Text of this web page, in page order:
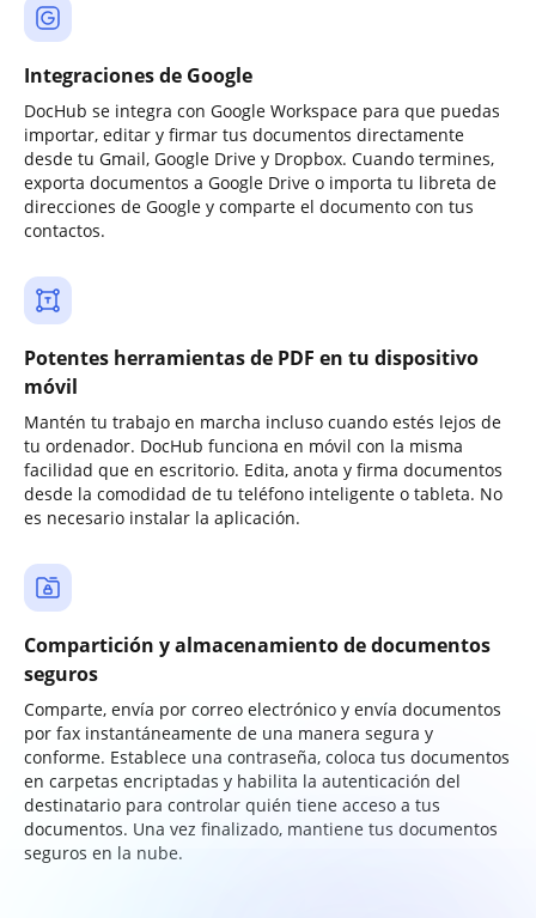
Integraciones de Google
DocHub se integra con Google Workspace para que puedas
importar, editar y firmar tus documentos directamente
desde tu Gmail, Google Drive y Dropbox. Cuando termines,
exporta documentos a Google Drive o importa tu libreta de
direcciones de Google y comparte el documento con tus
contactos.
Potentes herramientas de PDF en tu dispositivo
móvil
Mantén tu trabajo en marcha incluso cuando estés lejos de
tu ordenador. DocHub funciona en móvil con la misma
facilidad que en escritorio. Edita, anota y firma documentos
desde la comodidad de tu teléfono inteligente o tableta. No
es necesario instalar la aplicación.
Compartición y almacenamiento de documentos
seguros
Comparte, envía por correo electrónico y envía documentos
por fax instantáneamente de una manera segura y
conforme. Establece una contraseña, coloca tus documentos
en carpetas encriptadas y habilita la autenticación del
destinatario para controlar quién tiene acceso a tus
documentos. Una vez finalizado, mantiene tus documentos
seguros en la nube.